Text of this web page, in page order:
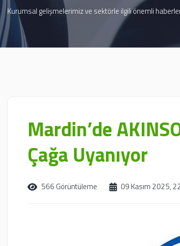
Kurumsal gelişmelerimiz ve sektörle ilgili önemli
Mardin’de
Çağa Uyanıyor
566 Görüntüleme 09 Kasım 2025,